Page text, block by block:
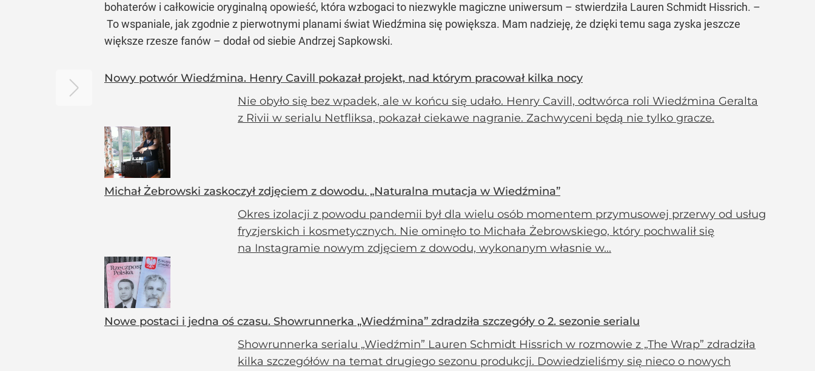
bohaterów i całkowicie oryginalną opowieść, która wzbogaci to niezwykle magiczne uniwersum – stwierdziła Lauren Schmidt Hissrich. –
To wspaniale, jak zgodnie z pierwotnymi planami świat Wiedźmina się powiększa. Mam nadzieję, że dzięki temu saga zyska jeszcze
większe rzesze fanów – dodał od siebie Andrzej Sapkowski.
Nowy potwór Wiedźmina. Henry Cavill pokazał projekt, nad którym pracował kilka nocy
Nie obyło się bez wpadek, ale w końcu się udało. Henry Cavill, odtwórca roli Wiedźmina Geralta
z Rivii w serialu Netfliksa, pokazał ciekawe nagranie. Zachwyceni będą nie tylko gracze.
Michał Żebrowski zaskoczył zdjęciem z dowodu. „Naturalna mutacja w Wiedźmina”
Okres izolacji z powodu pandemii był dla wielu osób momentem przymusowej przerwy od usług
fryzjerskich i kosmetycznych. Nie ominęło to Michała Żebrowskiego, który pochwalił się
na Instagramie nowym zdjęciem z dowodu, wykonanym własnie w...
Nowe postaci i jedna oś czasu. Showrunnerka „Wiedźmina” zdradziła szczegóły o 2. sezonie serialu
Showrunnerka serialu „Wiedźmin” Lauren Schmidt Hissrich w rozmowie z „The Wrap” zdradziła
kilka szczegółów na temat drugiego sezonu produkcji. Dowiedzieliśmy się nieco o nowych